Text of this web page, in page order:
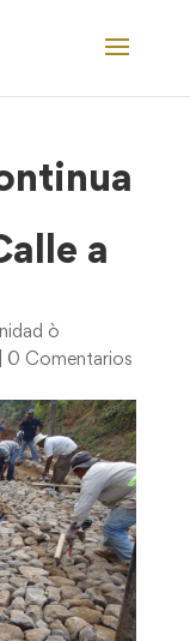
a
ò
0 Comentarios